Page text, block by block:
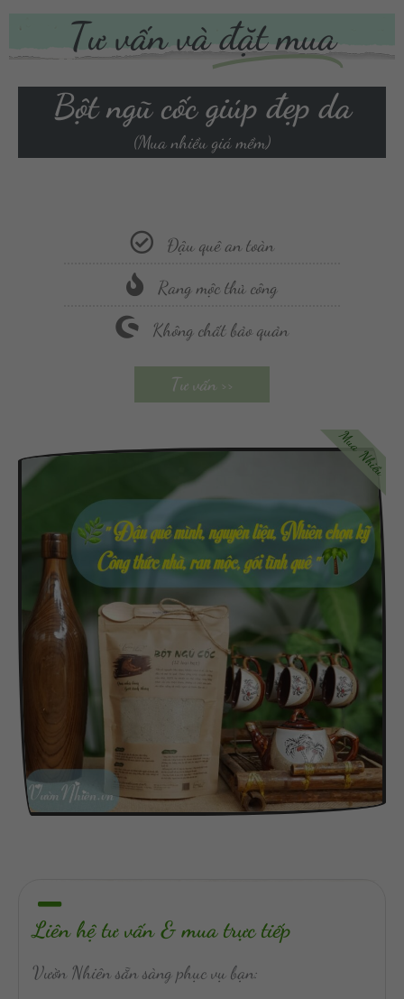
Tư vấn vàđặt mua
Bột ngũ cốc giúp đẹp da
(Mua nhiều giá mềm)
Đậu quê an toàn
Rang mộc thủ công
Không chất bảo quản
Tư vấn >>
Mua Nhiều
Liên hệ tư vấn & mua trực tiếp
Vườn Nhiên sẵn sàng phục vụ bạn: